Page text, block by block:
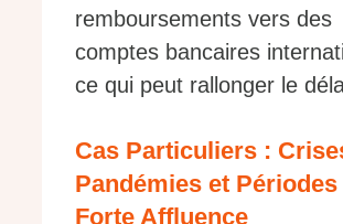
remboursements vers des
comptes bancaires
ce qui peut rallonger le
Cas Particuliers :
Pandémies et Périodes
Forte Affluence